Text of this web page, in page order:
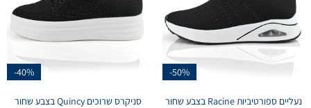
-50%
נעליים ספורטיביות Racine בצבע שחור
-40%
סניקרס שרוכים Quincy בצבע שחור